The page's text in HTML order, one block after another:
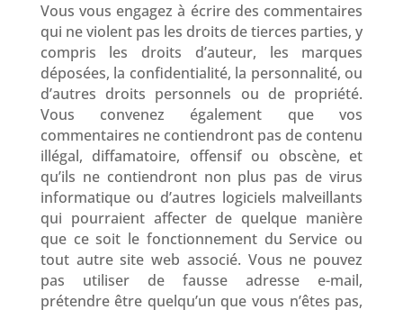
Vous vous engagez à écrire des commentaires
qui ne violent pas les droits de tierces parties, y
compris les droits d’auteur, les marques
déposées, la confidentialité, la personnalité, ou
d’autres droits personnels ou de propriété.
Vous convenez également que vos
commentaires ne contiendront pas de contenu
illégal, diffamatoire, offensif ou obscène, et
qu’ils ne contiendront non plus pas de virus
informatique ou d’autres logiciels malveillants
qui pourraient affecter de quelque manière
que ce soit le fonctionnement du Service ou
tout autre site web associé. Vous ne pouvez
pas utiliser de fausse adresse e-mail,
prétendre être quelqu’un que vous n’êtes pas,